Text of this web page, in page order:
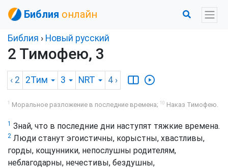
Библия онлайн
Библия › Новый русский
2 Тимофею, 3
‹ 2 2Тим 3 NRT 4 ›
1 Моральное разложение в последние времена; 10 Наказ Тимофею.
1 Знай, что в последние дни наступят тяжкие времена.
2 Люди станут эгоистичны, корыстны, хвастливы,
горды, кощунники, непослушны родителям,
неблагодарны, нечестивы, бездушны,